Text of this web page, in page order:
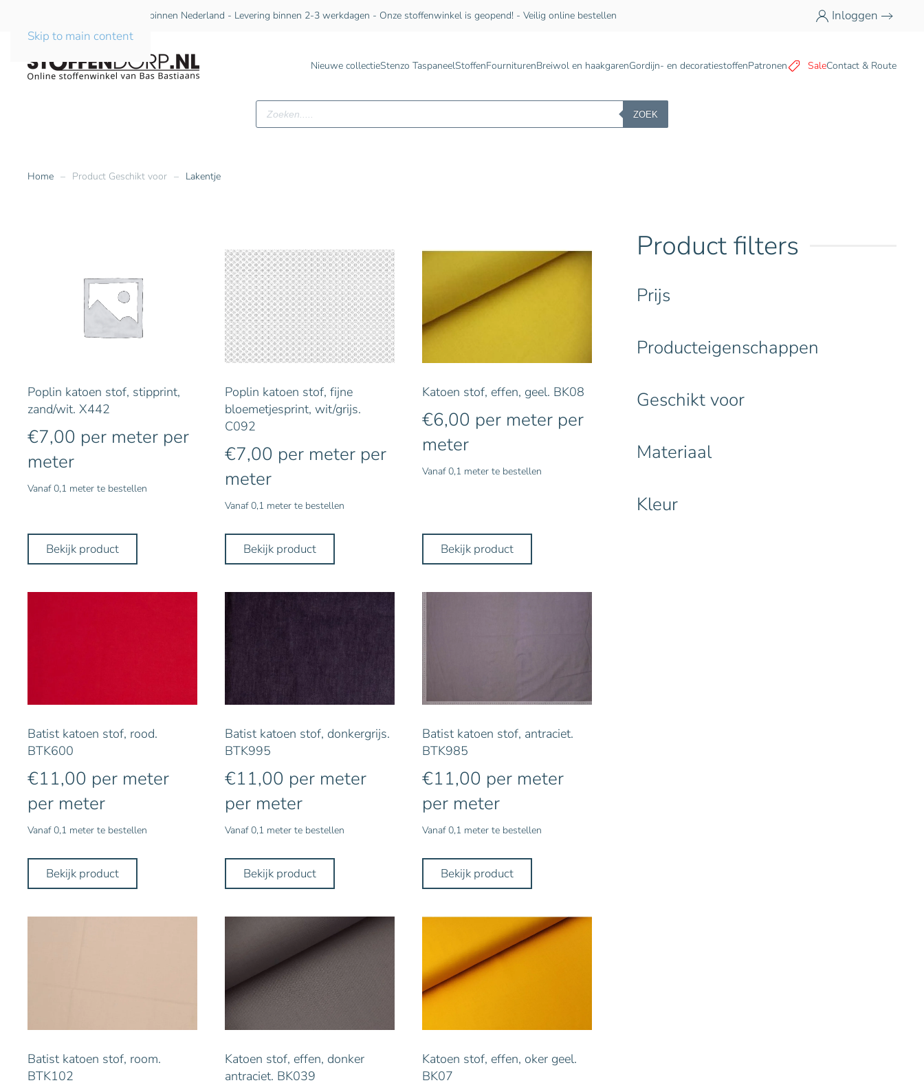
Skip to main content
Gratis verzending vanaf €75 binnen Nederland - Levering binnen 2-3 werkdagen - Onze stoffenwinkel is geopend! - Veilig online bestellen Inloggen
Nieuwe collectieStenzo TaspaneelStoffenFourniturenBreiwol en haakgarenGordijn- en decoratiestoffenPatronen SaleContact & Route
Producten
zoeken
ZOEK
Home Product Geschikt voor Lakentje
Poplin katoen stof, stipprint,
zand/wit. X442
€7,00 per meter per
meter
Vanaf 0,1 meter te bestellen
Bekijk product
Poplin katoen stof, fijne
bloemetjesprint, wit/grijs.
C092
€7,00 per meterper
meter
Vanaf 0,1 meter te bestellen
Bekijk product
Katoen stof, effen, geel. BK08
€6,00 per meterper
meter
Vanaf 0,1 meter te bestellen
Bekijk product
Batist katoen stof, rood.
BTK600
€11,00 per meter
per meter
Vanaf 0,1 meter te bestellen
Bekijk product
Batist katoen stof, donkergrijs.
BTK995
€11,00 per meter
per meter
Vanaf 0,1 meter te bestellen
Bekijk product
Batist katoen stof, antraciet.
BTK985
€11,00 per meter
per meter
Vanaf 0,1 meter te bestellen
Bekijk product
Batist katoen stof, room.
BTK102
Katoen stof, effen, donker
antraciet. BK039
Katoen stof, effen, oker geel.
BK07
Product filters
Prijs
Producteigenschappen
Geschikt voor
Materiaal
Kleur